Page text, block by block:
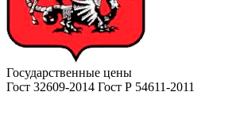
Государственные цены
Гост 32609-2014 Гост Р 54611-2011